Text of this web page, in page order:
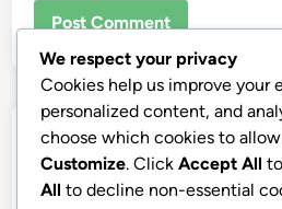
Быстрые ссылки
Все записи
We respect your privacy
Cookies help us improve your
personalized content, and
choose which cookies to
Customize. Click Accept All
All to decline non-essential